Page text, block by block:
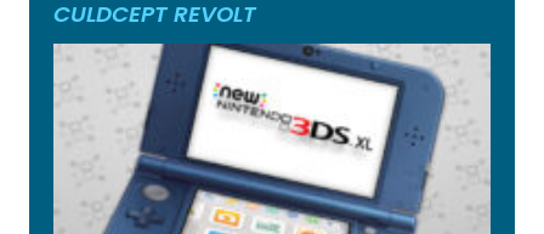
CULDCEPT REVOLT